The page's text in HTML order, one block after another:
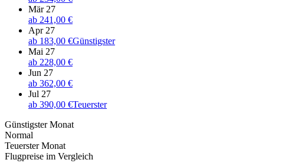
Mär 27
ab 241,00 €
Apr 27
ab 183,00 €Günstigster
Mai 27
ab 228,00 €
Jun 27
ab 362,00 €
Jul 27
ab 390,00 €Teuerster
Günstigster Monat
Normal
Teuerster Monat
Flugpreise im Vergleich